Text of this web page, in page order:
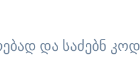
და საძებნ